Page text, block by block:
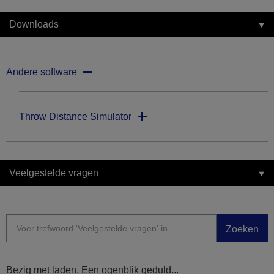
Downloads
Andere software
Throw Distance Simulator
Veelgestelde vragen
Zoeken
Bezig met laden. Een ogenblik geduld...